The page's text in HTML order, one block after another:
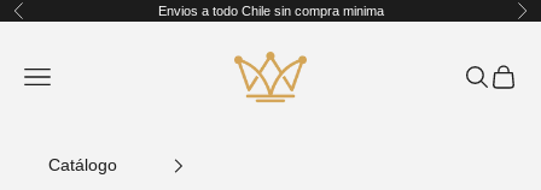
Ir al contenido
Anterior Envios a todo Chile sin compra minima
King Crafts
Abrir menú de navegación
AbrirAbrir
Catálogo